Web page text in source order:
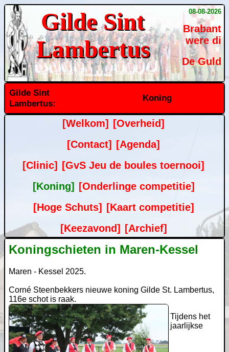
Gilde Sint
Lambertus
08-08-2026
Brabant
were di
De Guld
Gilde Sint
Lambertus:
Koning
[Welkom]
[Overheid]
[Contact]
[Agenda]
[Clinic]
[GvS Jeu de boules toernooi]
[Koning]
[Onderlinge competitie]
[Hoge Schuts]
[Kaart competitie]
[Keezavond]
[Archief]
Koningschieten in Maren-Kessel
Maren - Kessel 2025.
Corné Steenbekkers nieuwe koning Gilde St. Lambertus,
116e schot is raak.
Tijdens het
jaarlijkse